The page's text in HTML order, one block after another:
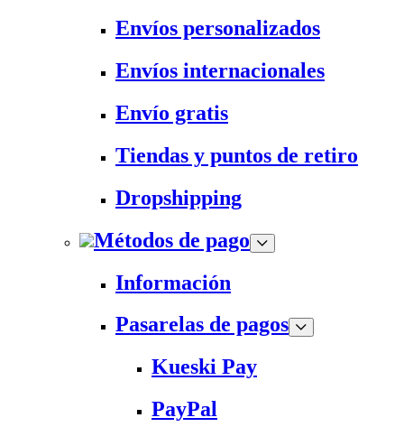
Envíos personalizados
Envíos internacionales
Envío gratis
Tiendas y puntos de retiro
Dropshipping
Métodos de pago
Información
Pasarelas de pagos
Kueski Pay
PayPal